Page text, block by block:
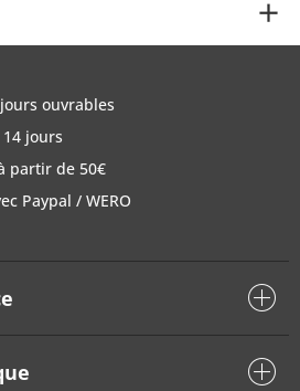
ouvrables
jours
partir de 50€
Paypal / WERO